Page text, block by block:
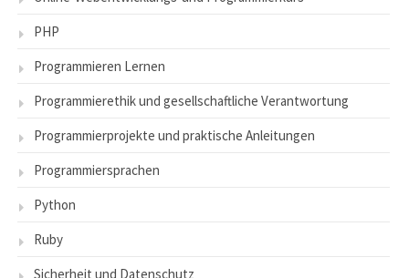
PHP
Programmieren Lernen
Programmierethik und gesellschaftliche Verantwortung
Programmierprojekte und praktische Anleitungen
Programmiersprachen
Python
Ruby
Sicherheit und Datenschutz